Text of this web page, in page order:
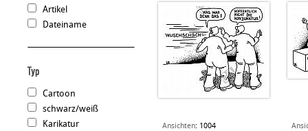
Artikel
Dateiname
Typ
Cartoon
schwarz/weiß
Karikatur
Ansichten: 1004